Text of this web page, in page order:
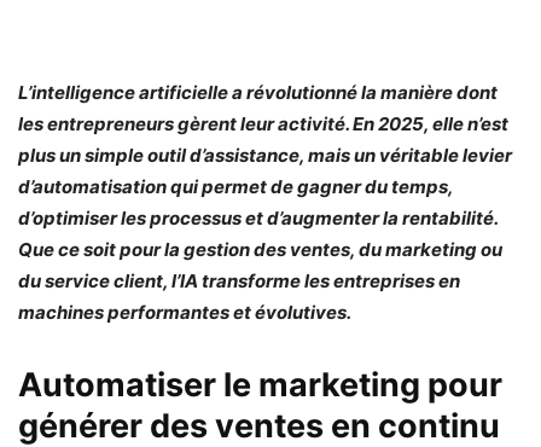
L’intelligence artificielle a révolutionné la manière dont
les entrepreneurs gèrent leur activité. En 2025, elle n’est
plus un simple outil d’assistance, mais un véritable levier
d’automatisation qui permet de gagner du temps,
d’optimiser les processus et d’augmenter la rentabilité.
Que ce soit pour la gestion des ventes, du marketing ou
du service client, l’IA transforme les entreprises en
machines performantes et évolutives.
Automatiser le marketing pour
générer des ventes en continu